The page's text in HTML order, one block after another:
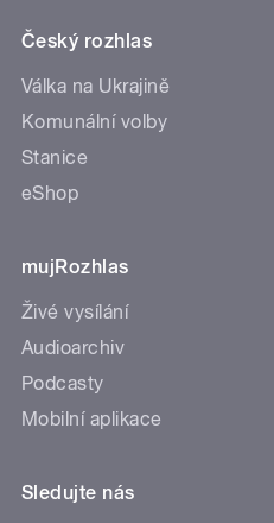
Český rozhlas
Válka na Ukrajině
Komunální volby
Stanice
eShop
mujRozhlas
Živé vysílání
Audioarchiv
Podcasty
Mobilní aplikace
Sledujte nás